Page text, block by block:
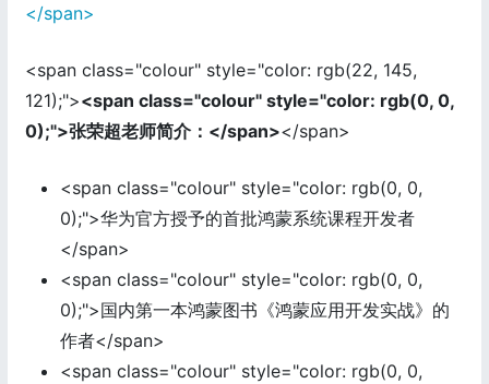
</span>
<span class="colour" style="color: rgb(22, 145,
121);"><span class="colour" style="color: rgb(0, 0,
0);">张荣超老师简介：</span></span>
<span class="colour" style="color: rgb(0, 0,
0);">华为官方授予的首批鸿蒙系统课程开发者
</span>
<span class="colour" style="color: rgb(0, 0,
0);">国内第一本鸿蒙图书《鸿蒙应用开发实战》的
作者</span>
<span class="colour" style="color: rgb(0, 0,